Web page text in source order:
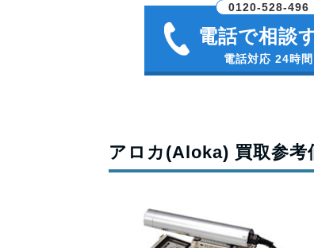
0120-528-496
電話で相談
電話対応 24時間
アロカ(Aloka) 買取参考